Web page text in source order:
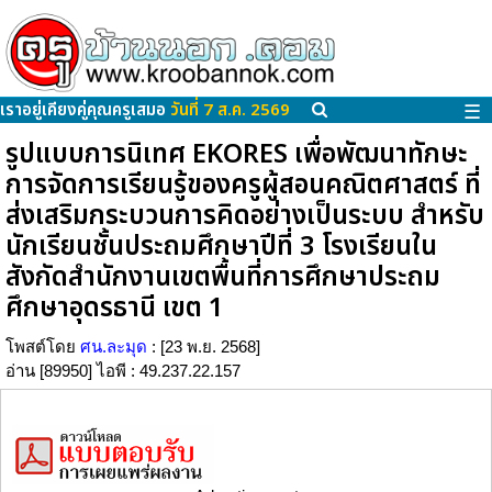
เราอยู่เคียงคู่คุณครูเสมอ วันที่ 7 ส.ค. 2569 ☰
รูปแบบการนิเทศ EKORES เพื่อพัฒนาทักษะ
การจัดการเรียนรู้ของครูผู้สอนคณิตศาสตร์ ที่
ส่งเสริมกระบวนการคิดอย่างเป็นระบบ สำหรับ
นักเรียนชั้นประถมศึกษาปีที่ 3 โรงเรียนใน
สังกัดสำนักงานเขตพื้นที่การศึกษาประถม
ศึกษาอุดรธานี เขต 1
โพสต์โดย ศน.ละมุด : [23 พ.ย. 2568]
อ่าน [89950] ไอพี : 49.237.22.157